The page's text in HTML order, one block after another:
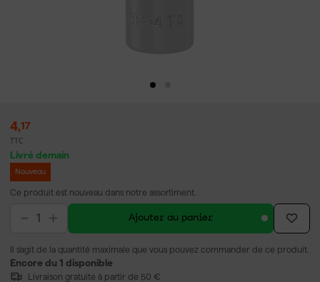
4,17
TTC
Livré demain
Nouveau
Ce produit est nouveau dans notre assortiment.
Ajouter au panier
Il s'agit de la quantité maximale que vous pouvez commander de ce produit.
Encore du 1 disponible
Livraison gratuite à partir de 50 €